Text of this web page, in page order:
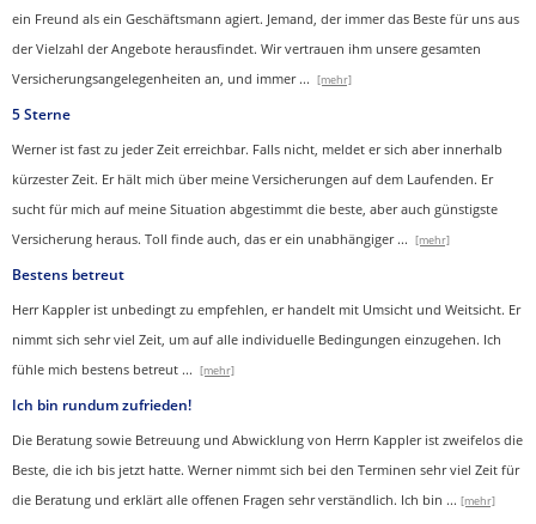
ein Freund als ein Geschäftsmann agiert. Jemand, der immer das Beste für uns aus
der Vielzahl der Angebote herausfindet. Wir vertrauen ihm unsere gesamten
Versicherungsangelegenheiten an, und immer... [mehr]
5 Sterne
Werner ist fast zu jeder Zeit erreichbar. Falls nicht, meldet er sich aber innerhalb
kürzester Zeit. Er hält mich über meine Versicherungen auf dem Laufenden. Er
sucht für mich auf meine Situation abgestimmt die beste, aber auch günstigste
Versicherung heraus. Toll finde auch, das er ein unabhängiger ... [mehr]
Bestens betreut
Herr Kappler ist unbedingt zu empfehlen, er handelt mit Umsicht und Weitsicht. Er
nimmt sich sehr viel Zeit, um auf alle individuelle Bedingungen einzugehen. Ich
fühle mich bestens betreut ... [mehr]
Ich bin rundum zufrieden!
Die Beratung sowie Betreuung und Abwicklung von Herrn Kappler ist zweifelos die
Beste, die ich bis jetzt hatte. Werner nimmt sich bei den Terminen sehr viel Zeit für
die Beratung und erklärt alle offenen Fragen sehr verständlich. Ich bin ... [mehr]